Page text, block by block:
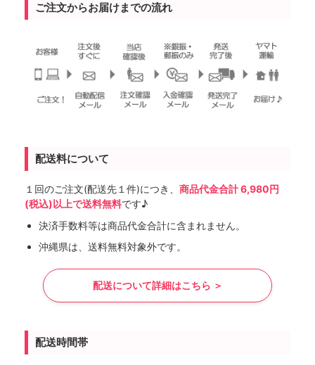
ご注文からお届けまでの流れ
配送料について
１回のご注文(配送先１件)につき、 商品代金合計 6,980円
(税込)以上で送料無料です♪
決済手数料等は商品代金合計に含まれません。
沖縄県は、送料無料対象外です。
配送について詳細はこちら ＞
配送時間帯